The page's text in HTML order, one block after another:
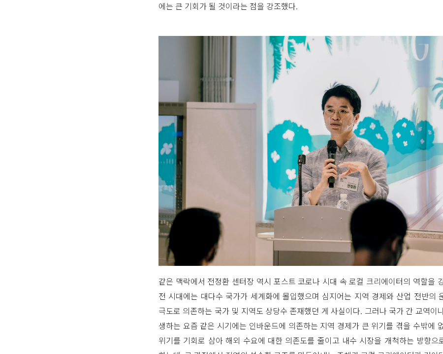
에는 큰 기회가 될 것이라는 점을 강조했다.
같은 맥락에서 전정환 센터장 역시 포스트 코로나 시대 속 로컬 크리에이터의 역할을
전 시대에는 대다수 국가가 세계화에 몰입했으며 심지어는 지역 경제와 산업 전반의
극도로 의존하는 국가 및 지역도 상당수 존재했던 게 사실이다. 그러나 국가 간 교역이
생하는 요즘 같은 시기에는 인바운드에 의존하는 지역 경제가 큰 위기를 겪을 수밖에
위기를 기회로 삼아 해외 수요에 대한 의존도를 줄이고 내수 시장을 개척하는 방향으